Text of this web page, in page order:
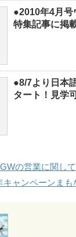
●2010年4月号
特集記事に掲
●8/7より日本
タート！見学
の営業に関して
キャンペーンまも